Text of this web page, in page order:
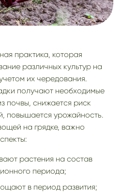
практика, которая
различных культур на
их чередования.
получают необходимые
почвы, снижается риск
повышается урожайность.
на грядке, важно
растения на состав
периода;
в период развития;